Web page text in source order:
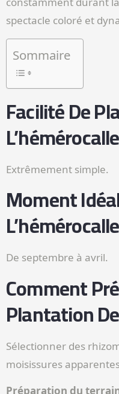
spectacle coloré et
Sommaire
Facilité De
L’hémérocalle
Extrêmement simple.
Moment
L’hémérocalle
De septembre à avril.
Comment
Plantation
Sélectionner des
moisissures
Préparation du